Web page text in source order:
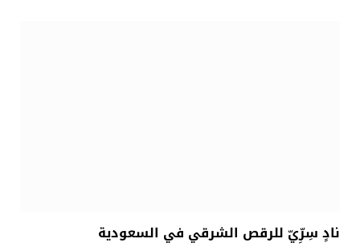
نادٍ سِرِّيّ للرقص الشرقي في السعودية